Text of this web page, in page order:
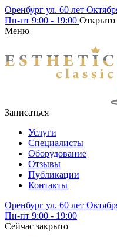
Оренбург ул. 60 лет
Пн-пт 9:00 - 19:00 Открыто
Меню
Записаться
Услуги
Специалисты
Оборудование
Отзывы
Публикации
Контакты
Оренбург ул. 60 лет
Пн-пт 9:00 - 19:00
Сейчас закрыто